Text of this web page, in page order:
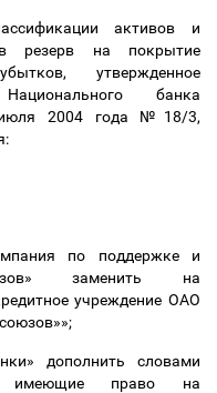
активов и
в резерв на покрытие
утвержденное
банка
июля 2004 года №18/3,
по поддержке и
заменить на
учреждение ОАО
дополнить словами
имеющие право на